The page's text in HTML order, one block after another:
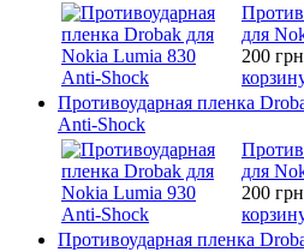
для
200
Противоударная пленка
Anti-Shock
для
200
Противоударная пленка